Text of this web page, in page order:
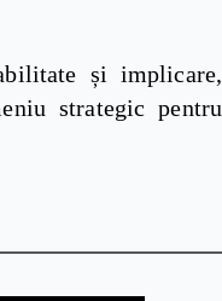
și implicare,
strategic pentru